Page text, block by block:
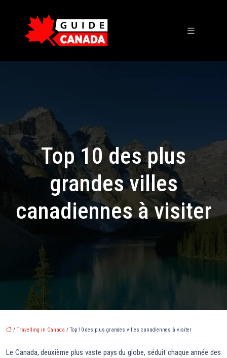
Top 10 des plus
grandes villes
canadiennes à visiter
/ Travelling in Canada / Top 10 des plus grandes villes canadiennes à visiter
Le Canada, deuxième plus vaste pays du globe, séduit chaque année des